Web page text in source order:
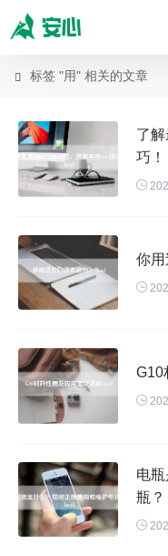
 标签 "用" 相关的文章
了
巧！
你用
G10
电
瓶？